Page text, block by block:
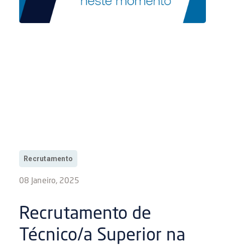
Recrutamento
08 Janeiro, 2025
Recrutamento de
Técnico/a Superior na